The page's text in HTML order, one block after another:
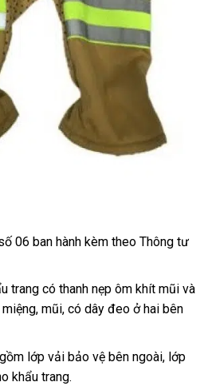
06 ban hành kèm theo Thông tư
trang có thanh nẹp ôm khít mũi và
mũi, có dây đeo ở hai bên
lớp vải bảo vệ bên ngoài, lớp
khẩu trang.